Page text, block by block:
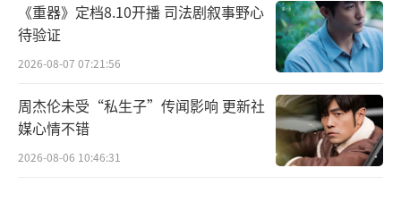
《重器》定档8.10开播 司法剧叙事野心
待验证
2026-08-07 07:21:56
周杰伦未受“私生子”传闻影响 更新社
媒心情不错
2026-08-06 10:46:31